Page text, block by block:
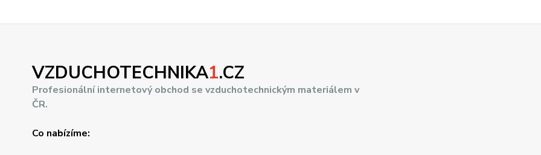
VZDUCHOTECHNIKA1.CZ
Profesionální internetový obchod se vzduchotechnickým materiálem v
ČR.
Co nabízíme: